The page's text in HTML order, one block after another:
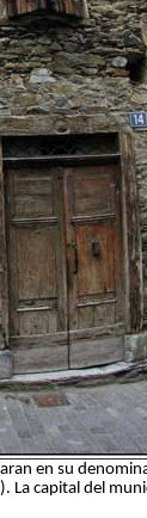
en su
La capital del